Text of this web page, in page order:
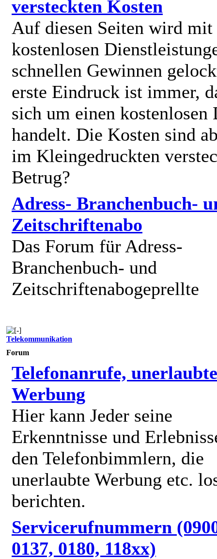
versteckten Kosten
Auf diesen Seiten wird mit
kostenlosen
schnellen Gewinnen
erste Eindruck ist immer,
sich um einen kostenlosen
handelt. Die Kosten sind
im Kleingedruckten
Betrug?
Adress- Branchenbuch-
Zeitschriftenabo
Das Forum für Adress-
Branchenbuch- und
Zeitschriftenabogeprellte
Telekommunikation
Forum
Telefonanrufe, unerlaubte
Werbung
Hier kann Jeder seine
Erkenntnisse und
den Telefonbimmlern, die
unerlaubte Werbung etc.
berichten.
Servicerufnummern
0137, 0180, 118xx)